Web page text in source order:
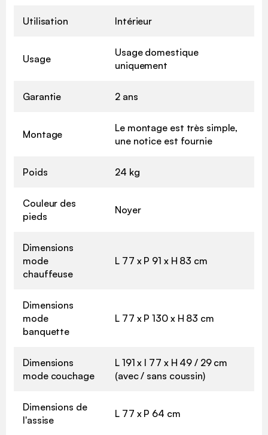
Utilisation Intérieur
Usage
Usage domestique
uniquement
Garantie 2 ans
Montage
Le montage est très simple,
une notice est fournie
Poids 24 kg
Couleur des
pieds
Noyer
Dimensions
mode
chauffeuse
L 77 x P 91 x H 83 cm
Dimensions
mode
banquette
L 77 x P 130 x H 83 cm
Dimensions
mode couchage
L 191 x l 77 x H 49 / 29 cm
(avec / sans coussin)
Dimensions de
l'assise
L 77 x P 64 cm